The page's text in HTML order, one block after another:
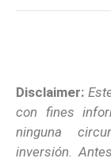
Disclaimer:
con fines
ninguna
inversión.